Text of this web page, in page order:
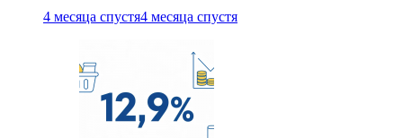
4 месяца спустя4 месяца спустя